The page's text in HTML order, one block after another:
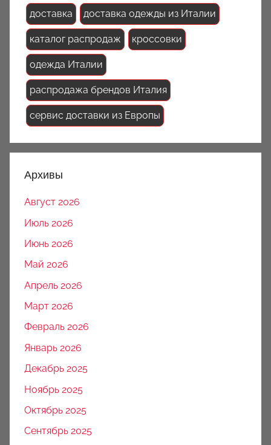
доставка доставка одежды из Италии
каталог распродаж кроссовки
одежда Италии
распродажа брендов Италия
сервис доставки из Европы
Архивы
Август 2026
Июль 2026
Июнь 2026
Май 2026
Апрель 2026
Март 2026
Февраль 2026
Январь 2026
Декабрь 2025
Ноябрь 2025
Октябрь 2025
Сентябрь 2025